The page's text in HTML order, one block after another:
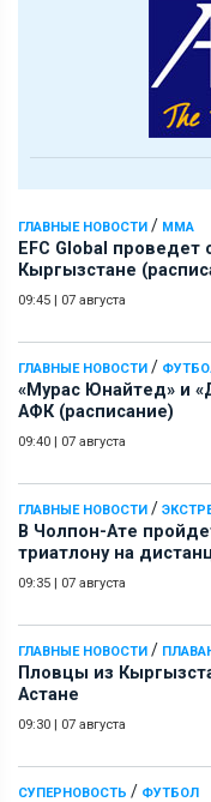
ГЛАВНЫЕ НОВОСТИ / ММА
EFC Global
Кыргызстане
09:45 | 07 августа
ГЛАВНЫЕ НОВОСТИ /
«Мурас Юнайтед» и
АФК (расписание)
09:40 | 07 августа
ГЛАВНЫЕ НОВОСТИ /
В Чолпон-Ате
триатлону на
09:35 | 07 августа
ГЛАВНЫЕ НОВОСТИ /
Пловцы из
Астане
09:30 | 07 августа
СУПЕРНОВОСТЬ / ФУТБОЛ